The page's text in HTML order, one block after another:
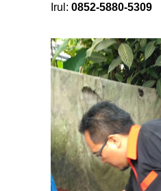
Irul: 0852-5880-5309